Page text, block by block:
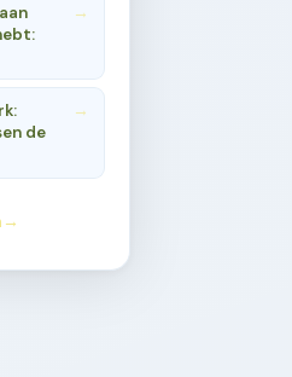
de